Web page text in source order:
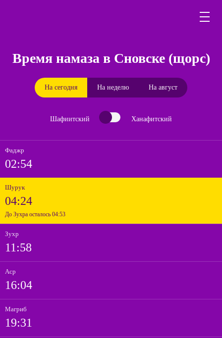
Время намаза в Сновске (щорс)
На сегодня На неделю На август
Шафиитский Ханафитский
Фаджр
02:54
Шурук
04:24
До Зухра осталось 04:53
Зухр
11:58
Аср
16:04
Магриб
19:31